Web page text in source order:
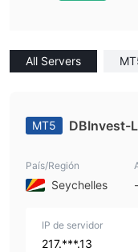
All Servers
MT5 DBInvest-
País/Región
Seychelles
IP de servidor
217.***.13